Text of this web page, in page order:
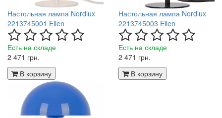
Настольная лампа Nordlux
2213745001 Ellen
Есть на складе
2 471 грн.
В корзину
Настольная лампа Nordlux
2213745003 Ellen
Есть на складе
2 471 грн.
В корзину